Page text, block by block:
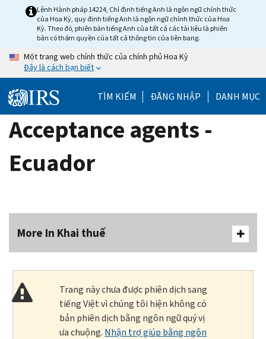
Lệnh Hành pháp 14224, Chỉ định tiếng Anh là ngôn ngữ chính thức
của Hoa Kỳ, quy định tiếng Anh là ngôn ngữ chính thức của Hoa
Kỳ. Theo đó, phiên bản tiếng Anh của tất cả các tài liệu là phiên
bản có thẩm quyền của tất cả thông tin của liên bang.
Một trang web chính thức của chính phủ Hoa Kỳ
Đây là cách bạn biết
TÌM KIẾM ĐĂNG NHẬP DANH MỤC
Acceptance agents -
Ecuador
More In Khai thuế
Trang này chưa được phiên dịch sang
tiếng Việt vì chúng tôi hiện không có
bản phiên dịch bằng ngôn ngữ quý vị
ưa chuộng. Nhận trợ giúp bằng ngôn